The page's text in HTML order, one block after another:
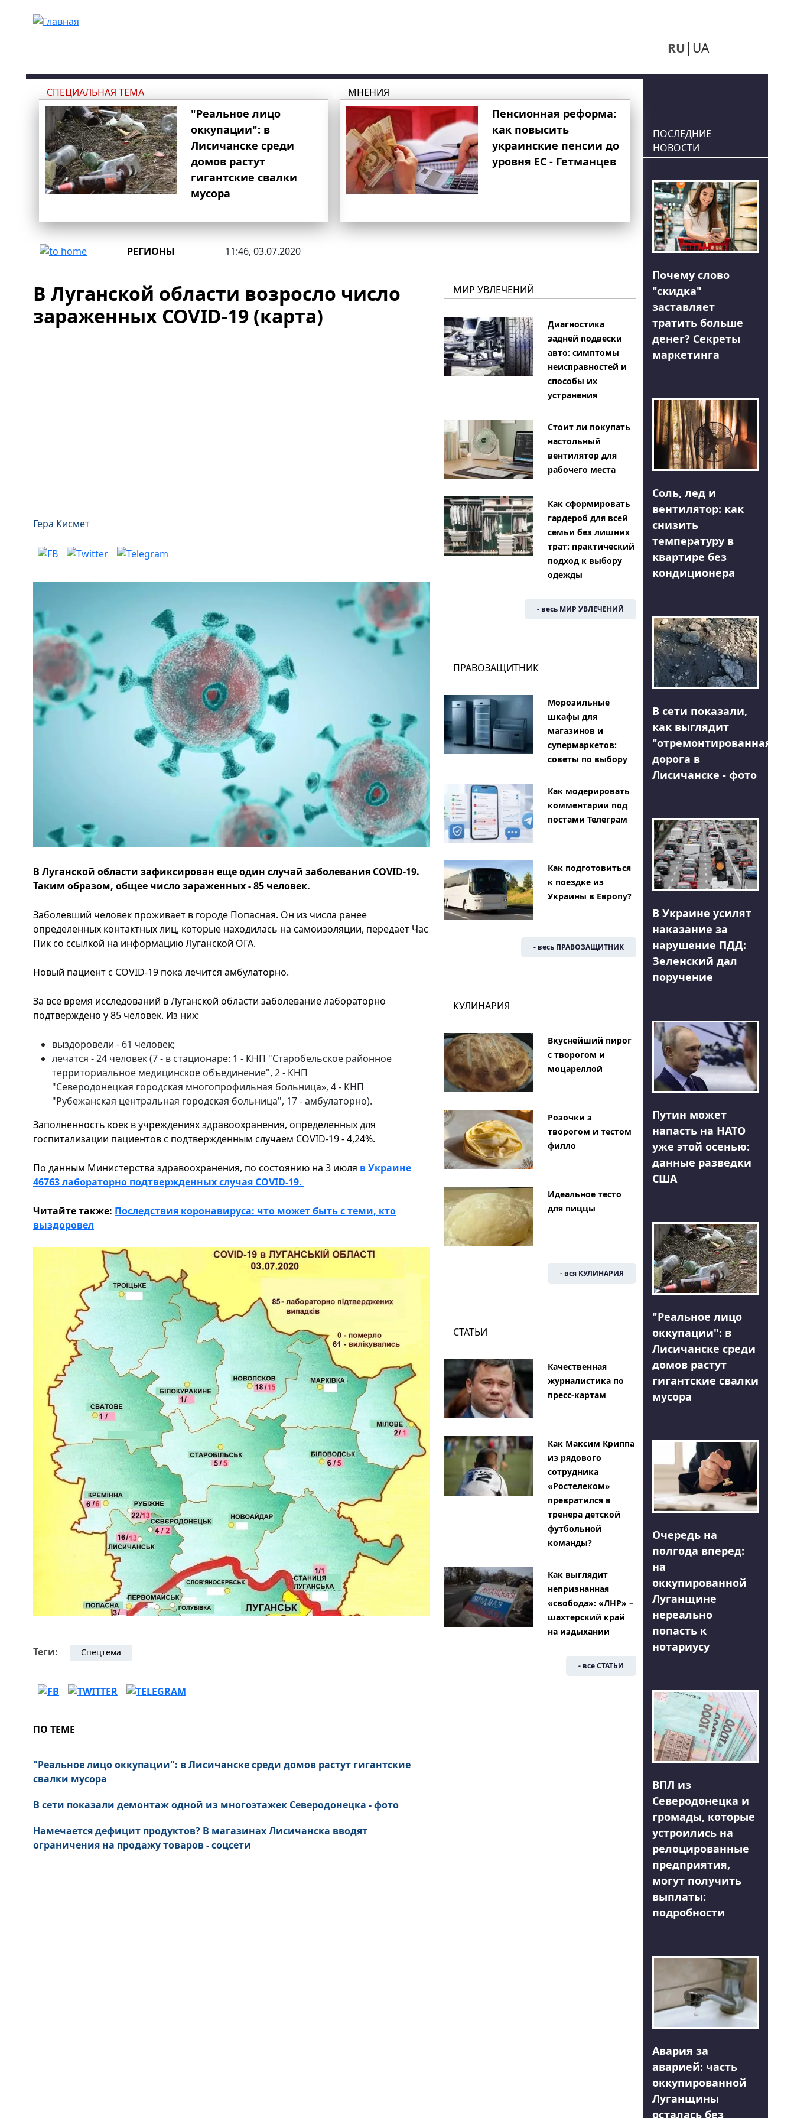
RU UA
СПЕЦИАЛЬНАЯ ТЕМА
"Реальное лицо
оккупации": в
Лисичанске среди
домов растут
гигантские свалки
мусора
МНЕНИЯ
Пенсионная реформа:
как повысить
украинские пенсии до
уровня ЕС - Гетманцев
РЕГИОНЫ 11:46, 03.07.2020
В Луганской области возросло число
зараженных COVID-19 (карта)
Гера Кисмет
В Луганской области зафиксирован еще один случай заболевания COVID-19.
Таким образом, общее число зараженных - 85 человек.
Заболевший человек проживает в городе Попасная. Он из числа ранее
определенных контактных лиц, которые находилась на самоизоляции, передает Час
Пик со ссылкой на информацию Луганской ОГА.
Новый пациент с COVID-19 пока лечится амбулаторно.
За все время исследований в Луганской области заболевание лабораторно
подтверждено у 85 человек. Из них:
выздоровели - 61 человек;
лечатся - 24 человек (7 - в стационаре: 1 - КНП "Старобельское районное
территориальное медицинское объединение", 2 - КНП
"Северодонецкая городская многопрофильная больница», 4 - КНП
"Рубежанская центральная городская больница", 17 - амбулаторно).
Заполненность коек в учреждениях здравоохранения, определенных для
госпитализации пациентов с подтвержденным случаем COVID-19 - 4,24%.
По данным Министерства здравоохранения, по состоянию на 3 июля в Украине
46763 лабораторно подтвержденных случая COVID-19.
Читайте также: Последствия коронавируса: что может быть с теми, кто
выздоровел
Теги: Спецтема
ПО ТЕМЕ
"Реальное лицо оккупации": в Лисичанске среди домов растут гигантские
свалки мусора
В сети показали демонтаж одной из многоэтажек Северодонецка - фото
Намечается дефицит продуктов? В магазинах Лисичанска вводят
ограничения на продажу товаров - соцсети
МИР УВЛЕЧЕНИЙ
Диагностика
задней подвески
авто: симптомы
неисправностей и
способы их
устранения
Стоит ли покупать
настольный
вентилятор для
рабочего места
Как сформировать
гардероб для всей
семьи без лишних
трат: практический
подход к выбору
одежды
- весь МИР УВЛЕЧЕНИЙ
ПРАВОЗАЩИТНИК
Морозильные
шкафы для
магазинов и
супермаркетов:
советы по выбору
Как модерировать
комментарии под
постами Телеграм
Как подготовиться
к поездке из
Украины в Европу?
- весь ПРАВОЗАЩИТНИК
КУЛИНАРИЯ
Вкуснейший пирог
с творогом и
моцареллой
Розочки з
творогом и тестом
филло
Идеальное тесто
для пиццы
- вся КУЛИНАРИЯ
СТАТЬИ
Качественная
журналистика по
пресс-картам
Как Максим Криппа
из рядового
сотрудника
«Ростелеком»
превратился в
тренера детской
футбольной
команды?
Как выглядит
непризнанная
«свобода»: «ЛНР» –
шахтерский край
на издыхании
- все СТАТЬИ
ПОСЛЕДНИЕ
НОВОСТИ
Почему слово
"скидка"
заставляет
тратить больше
денег? Секреты
маркетинга
Соль, лед и
вентилятор: как
снизить
температуру в
квартире без
кондиционера
В сети показали,
как выглядит
"отремонтированная"
дорога в
Лисичанске - фото
В Украине усилят
наказание за
нарушение ПДД:
Зеленский дал
поручение
Путин может
напасть на НАТО
уже этой осенью:
данные разведки
США
"Реальное лицо
оккупации": в
Лисичанске среди
домов растут
гигантские свалки
мусора
Очередь на
полгода вперед:
на
оккупированной
Луганщине
нереально
попасть к
нотариусу
ВПЛ из
Северодонецка и
громады, которые
устроились на
релоцированные
предприятия,
могут получить
выплаты:
подробности
Авария за
аварией: часть
оккупированной
Луганщины
осталась без